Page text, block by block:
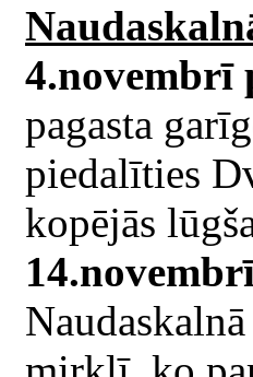
4.novembrī
pagasta
piedalīties
kopējās